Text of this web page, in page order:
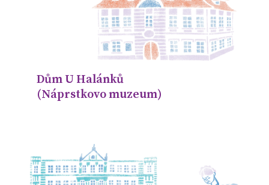
Dům U Halánků
(Náprstkovo muzeum)